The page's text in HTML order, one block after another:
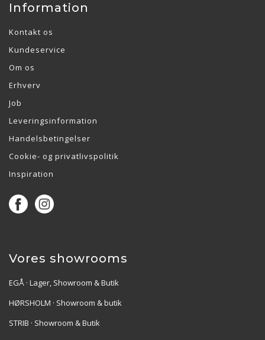
Information
Kontakt os
Kundeservice
Om os
Erhverv
Job
Leveringsinformation
Handelsbetingelser
Cookie- og privatlivspolitik
Inspiration
Vores showrooms
EGÅ · Lager, Showroom & Butik
HØRSHOLM · Showroom & butik
STRIB · Showroom & Butik